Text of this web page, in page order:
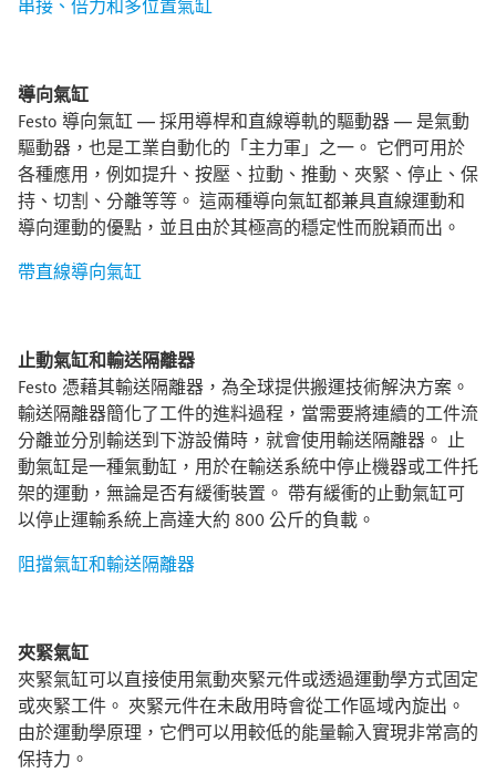
串接、倍力和多位置氣缸
導向氣缸
Festo 導向氣缸 — 採用導桿和直線導軌的驅動器 — 是氣動
驅動器，也是工業自動化的「主力軍」之一。 它們可用於
各種應用，例如提升、按壓、拉動、推動、夾緊、停止、保
持、切割、分離等等。 這兩種導向氣缸都兼具直線運動和
導向運動的優點，並且由於其極高的穩定性而脫穎而出。
帶直線導向氣缸
止動氣缸和輸送隔離器
Festo 憑藉其輸送隔離器，為全球提供搬運技術解決方案。
輸送隔離器簡化了工件的進料過程，當需要將連續的工件流
分離並分別輸送到下游設備時，就會使用輸送隔離器。 止
動氣缸是一種氣動缸，用於在輸送系統中停止機器或工件托
架的運動，無論是否有緩衝裝置。 帶有緩衝的止動氣缸可
以停止運輸系統上高達大約 800 公斤的負載。
阻擋氣缸和輸送隔離器
夾緊氣缸
夾緊氣缸可以直接使用氣動夾緊元件或透過運動學方式固定
或夾緊工件。 夾緊元件在未啟用時會從工作區域內旋出。
由於運動學原理，它們可以用較低的能量輸入實現非常高的
保持力。